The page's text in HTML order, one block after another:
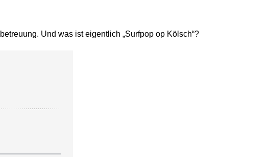
Und was ist eigentlich „Surfpop op Kölsch“?